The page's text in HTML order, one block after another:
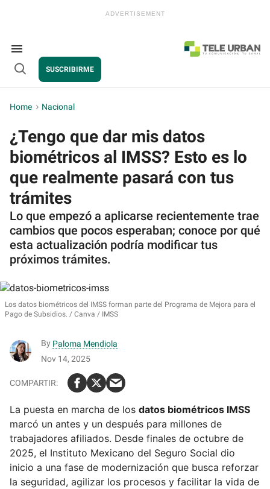
Search
&
Section
Navigation
Open
SUSCRIBIRME
Home > Nacional
¿Tengo que dar mis datos
biométricos al IMSS? Esto es lo
que realmente pasará con tus
trámites
Lo que empezó a aplicarse recientemente trae
cambios que pocos esperaban; conoce por qué
esta actualización podría modificar tus
próximos trámites.
Los datos biométricos del IMSS forman parte del Programa de Mejora para el
Pago de Subsidios.
Canva / IMSS
By Paloma Mendiola
Nov 14, 2025
La puesta en marcha de los datos biométricos IMSS
marcó un antes y un después para millones de
trabajadores afiliados. Desde finales de octubre de
2025, el Instituto Mexicano del Seguro Social dio
inicio a una fase de modernización que busca reforzar
la seguridad, agilizar los procesos y facilitar la vida de